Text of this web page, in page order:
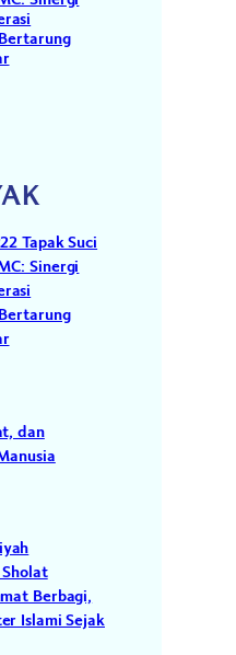
Tapak Suci
Sinergi
dan
Berbagi,
Islami Sejak